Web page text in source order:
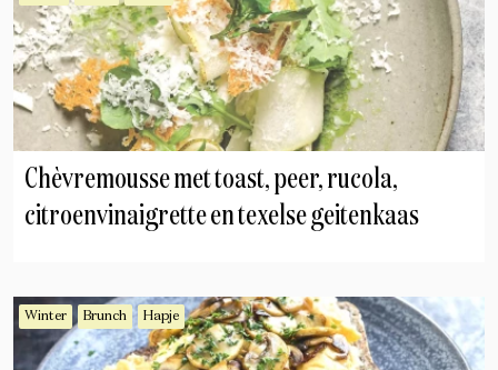
Chèvremousse met toast, peer, rucola,
citroenvinaigrette en texelse geitenkaas
Winter Brunch Hapje